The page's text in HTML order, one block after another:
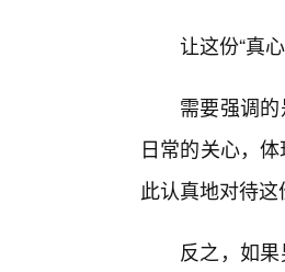
让这份“真
需要强调
日常的关心，
此认真地对待这
反之，如